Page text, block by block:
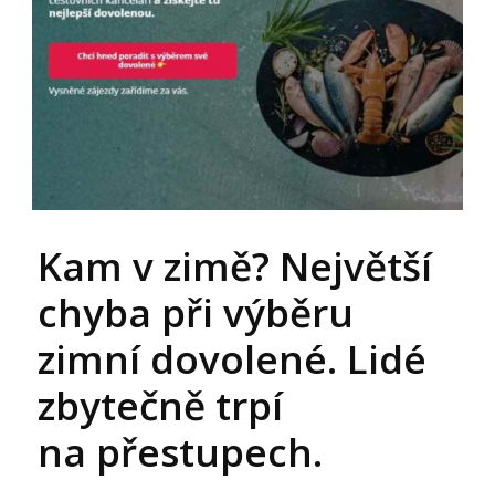
Kam v zimě? Největší
chyba při výběru
zimní dovolené. Lidé
zbytečně trpí
na přestupech.